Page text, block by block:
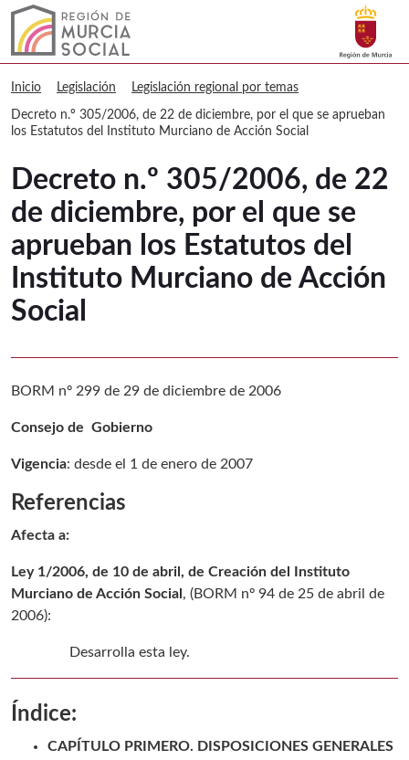
Murcia Social Decreto n.º 305/Buscar
Inicio Legislación Legislación regional por temas
Decreto n.º 305/2006, de 22 de diciembre, por el que se aprueban
los Estatutos del Instituto Murciano de Acción Social
Decreto n.º 305/2006, de 22
de diciembre, por el que se
aprueban los Estatutos del
Instituto Murciano de Acción
Social
BORM nº 299 de 29 de diciembre de 2006
Consejo de Gobierno
Vigencia: desde el 1 de enero de 2007
Referencias
Afecta a:
Ley 1/2006, de 10 de abril, de Creación del Instituto
Murciano de Acción Social , (BORM nº 94 de 25 de abril de
2006):
Desarrolla esta ley.
Índice:
CAPÍTULO PRIMERO. DISPOSICIONES GENERALES